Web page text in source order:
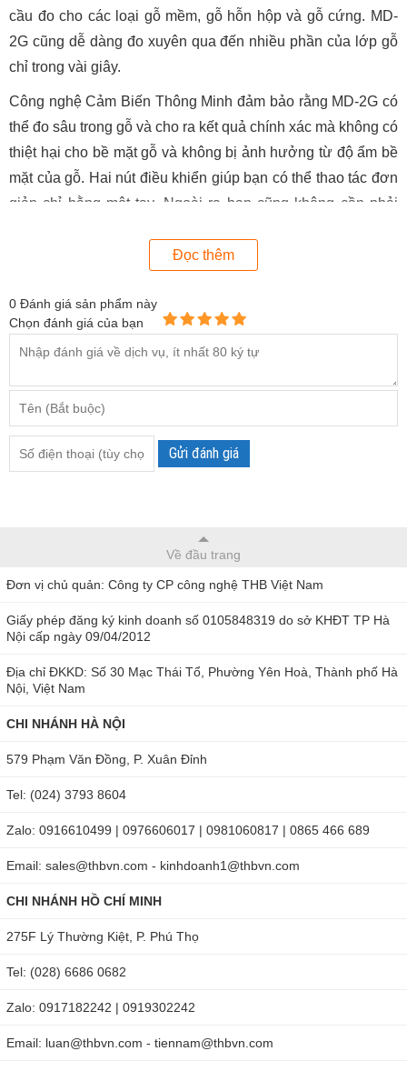
cầu đo cho các loại gỗ mềm, gỗ hỗn hộp và gỗ cứng. MD-
2G cũng dễ dàng đo xuyên qua đến nhiều phần của lớp gỗ
chỉ trong vài giây.
Công nghệ Cảm Biến Thông Minh đảm bảo rằng MD-2G có
thể đo sâu trong gỗ và cho ra kết quả chính xác mà không có
thiệt hại cho bề mặt gỗ và không bị ảnh hưởng từ độ ẩm bề
mặt của gỗ. Hai nút điều khiển giúp bạn có thể thao tác đơn
giản chỉ bằng một tay. Ngoài ra bạn cũng không cần phải
Tính năng Hold cho phép dễ dàng đọc và lưu kết quả trên
cực kỳ hữu ích trong việc đo trong các góc khuất hoặc góc
quá cao mà người đo không thể nhìn và đọc kết quả được
trị đo trên màn hình và có thể đọc kết quả khi máy đo lấy ra.
Nhanh chóng và chính xác, trọng lượng nhẹ, dễ vận hành,
chọn mã gỗ, hold là tất cả tính năng có trong MD-2G và sẽ
giúp công việc đo ẩm gỗ của bạn trở lên đơn giản nhất!
Đọc thêm
0 Đánh giá sản phẩm này
Chọn đánh giá của bạn
Gửi đánh giá
Về đầu trang
Đơn vị chủ quản: Công ty CP công nghệ THB Việt Nam
Giấy phép đăng ký kinh doanh số 0105848319 do sở KHĐT TP Hà
Nội cấp ngày 09/04/2012
Địa chỉ ĐKKD: Số 30 Mạc Thái Tổ, Phường Yên Hoà, Thành phố Hà
Nội, Việt Nam
CHI NHÁNH HÀ NỘI
579 Phạm Văn Đồng, P. Xuân Đỉnh
Tel: (024) 3793 8604
Zalo: 0916610499 | 0976606017 | 0981060817 | 0865 466 689
Email: sales@thbvn.com - kinhdoanh1@thbvn.com
CHI NHÁNH HỒ CHÍ MINH
275F Lý Thường Kiệt, P. Phú Thọ
Tel: (028) 6686 0682
Zalo: 0917182242 | 0919302242
Email: luan@thbvn.com - tiennam@thbvn.com